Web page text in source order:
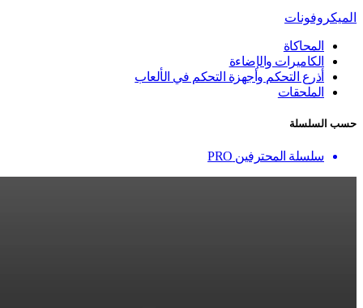
الميكروفونات
المحاكاة
الكاميرات والإضاءة
أذرع التحكم وأجهزة التحكم في الألعاب
الملحقات
حسب السلسلة
سلسلة المحترفين PRO